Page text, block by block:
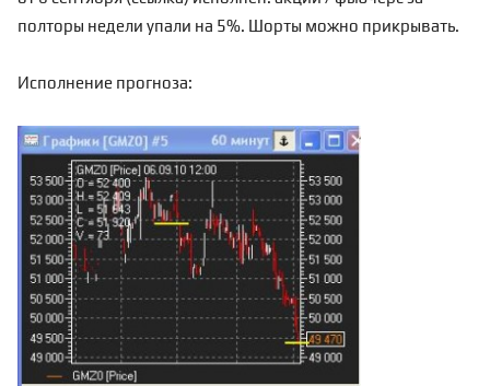
полторы недели упали на 5%. Шорты можно прикрывать.
Исполнение прогноза: